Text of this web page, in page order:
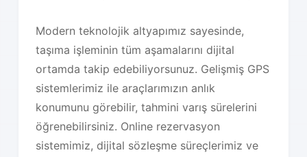
Modern teknolojik altyapımız sayesinde,
taşıma işleminin tüm aşamalarını dijital
ortamda takip edebiliyorsunuz. Gelişmiş GPS
sistemlerimiz ile araçlarımızın anlık
konumunu görebilir, tahmini varış sürelerini
öğrenebilirsiniz. Online rezervasyon
sistemimiz, dijital sözleşme süreçlerimiz ve